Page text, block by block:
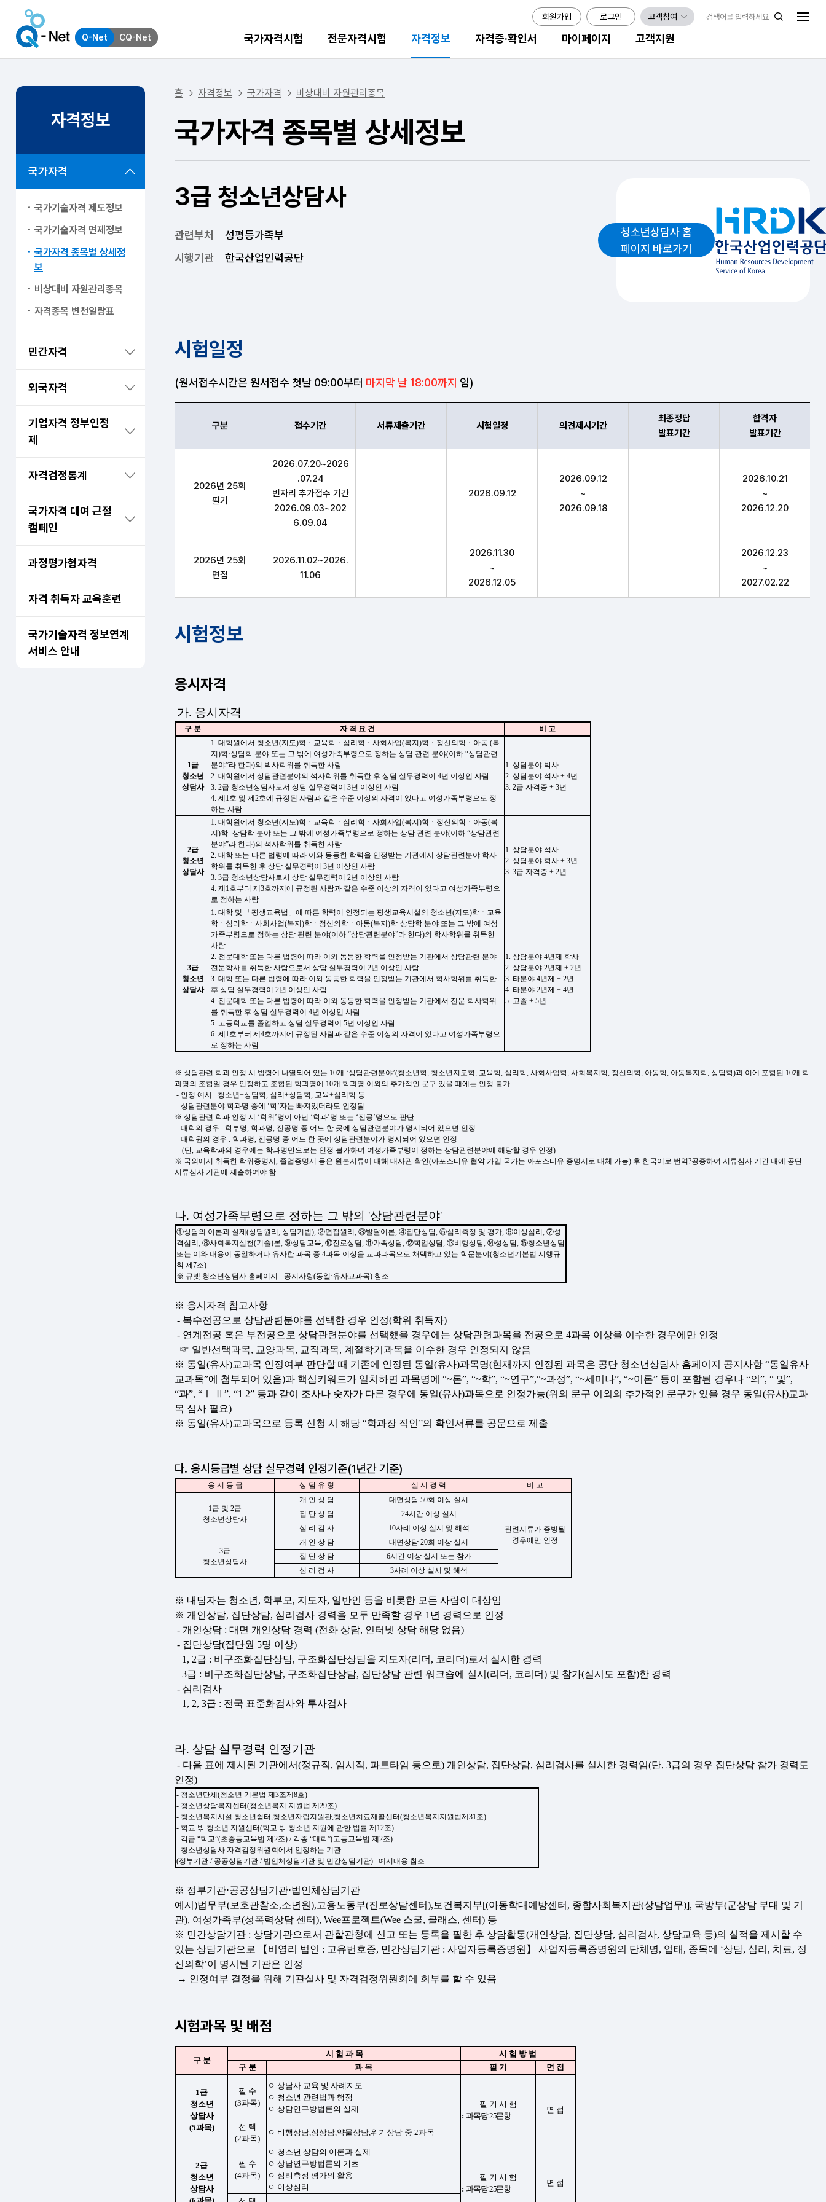
Q-Net CQ-Net 국가자격시험 전문자격시험 자격정보 자격증·확인서 마이페이지 고객지원
회원가입 로그인 고객참여
자격정보
국가자격
국가기술자격 제도정보
국가기술자격 면제정보
국가자격 종목별 상세정
보
비상대비 자원관리종목
자격종목 변천일람표
민간자격
외국자격
기업자격 정부인정
제
자격검정통계
국가자격 대여 근절
캠페인
과정평가형자격
자격 취득자 교육훈련
국가기술자격 정보연계
서비스 안내
홈 자격정보 국가자격 비상대비 자원관리종목
국가자격 종목별 상세정보
3급 청소년상담사
관련부처
성평등가족부
시행기관
한국산업인력공단
청소년상담사 홈
페이지 바로가기
시험일정
(원서접수시간은 원서접수 첫날 09:00부터 마지막 날 18:00까지 임)
3급 청소년상담사 구분,접수기간,서류제출기간,시험일정,의견제시기간,최종정답 합격자발표, 합격자발표기간 항목 순으로 시험일정 안내표
구분 접수기간 서류제출기간 시험일정 의견제시기간
최종정답
발표기간
합격자
발표기간
2026년 25회
필기
2026.07.20~2026
.07.24
빈자리 추가접수 기간
2026.09.03~202
6.09.04
2026.09.12
2026.09.12
~
2026.09.18
2026.10.21
~
2026.12.20
2026년 25회
면접
2026.11.02~2026.
11.06
2026.11.30
~
2026.12.05
2026.12.23
~
2027.02.22
시험정보
응시자격
시험과목 및 배점